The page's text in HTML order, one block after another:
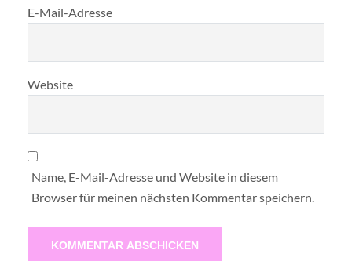
E-Mail-Adresse
Website
Name, E-Mail-Adresse und Website in diesem
Browser für meinen nächsten Kommentar speichern.